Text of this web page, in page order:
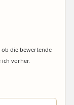
die bewertende
ich vorher.